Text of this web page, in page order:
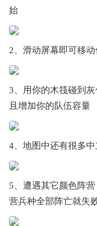
始
2、滑动屏幕即可移
3、用你的木筏碰到
且增加你的队伍容量
4、地图中还有很多
5、遭遇其它颜色阵
营兵种全部阵亡就失